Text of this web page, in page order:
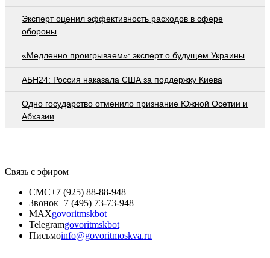
Эксперт оценил эффективность расходов в сфере
обороны
«Медленно проигрываем»: эксперт о будущем Украины
АБН24: Россия наказала США за поддержку Киева
Одно государство отменило признание Южной Осетии и
Абхазии
Связь с эфиром
СМС+7 (925) 88-88-948
Звонок+7 (495) 73-73-948
MAXgovoritmskbot
Telegramgovoritmskbot
Письмоinfo@govoritmoskva.ru